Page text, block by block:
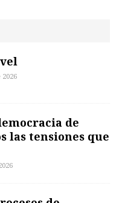
2026
de
las tensiones que